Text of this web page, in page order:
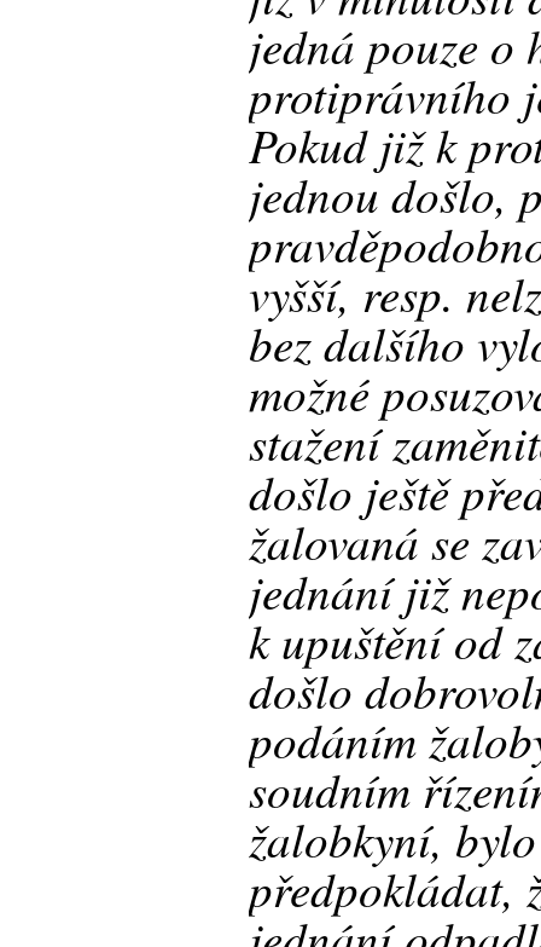
jedná pouze o
protiprávního
Pokud již k
jednou došlo,
vyšší, resp.
bez dalšího
možné
stažení
došlo ještě
žalovaná se
jednání již
k upuštění od
došlo
podáním
soudním
žalobkyní,
předpokládat,